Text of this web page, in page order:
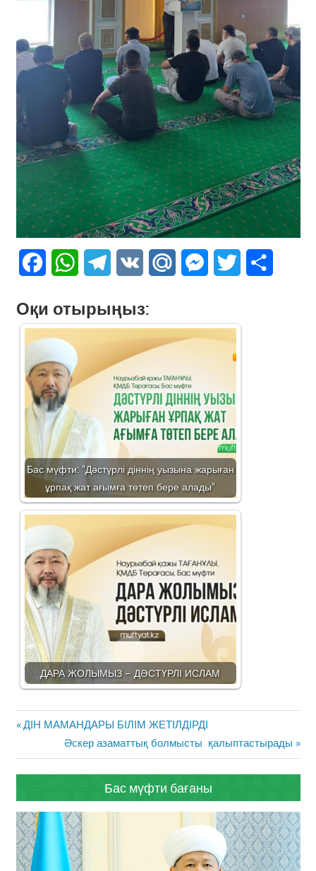
FacebookWhatsAppTelegram
VK Mail.Ru Messenger
Twitter
Оқи отырыңыз:
Бас мүфти: "Дәстүрлі діннің уызына жарыған
ұрпақ жат ағымға төтеп бере алады"
ДАРА ЖОЛЫМЫЗ – ДӘСТҮРЛІ ИСЛАМ
Жазба
навигациясы
Previous
ДІН МАМАНДАРЫ БІЛІМ ЖЕТІЛДІРДІ
Next
Post:
Әскер азаматтық болмысты қалыптастырады
Бас мүфти бағаны